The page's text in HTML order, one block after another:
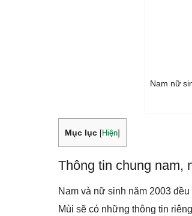
Nam nữ
Mục lục Hiện
Thông tin chung nam,
Nam và nữ sinh năm 2003
Mùi sẽ có những thông tin